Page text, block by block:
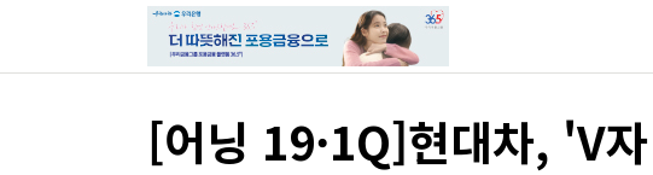
[어닝 19·1Q]현대차, 'V